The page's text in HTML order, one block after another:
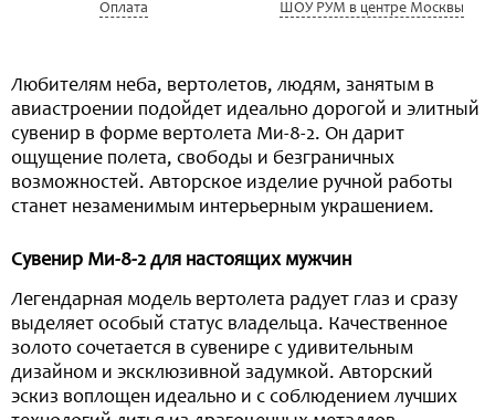
Оплата ШОУ РУМ в центре Москвы
Любителям неба, вертолетов, людям, занятым в
авиастроении подойдет идеально дорогой и элитный
сувенир в форме вертолета Ми-8-2. Он дарит
ощущение полета, свободы и безграничных
возможностей. Авторское изделие ручной работы
станет незаменимым интерьерным украшением.
Сувенир Ми-8-2 для настоящих мужчин
Легендарная модель вертолета радует глаз и сразу
выделяет особый статус владельца. Качественное
золото сочетается в сувенире с удивительным
дизайном и эксклюзивной задумкой. Авторский
эскиз воплощен идеально и с соблюдением лучших